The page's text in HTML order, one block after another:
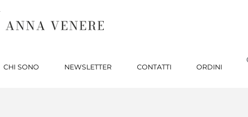
CHI SONO NEWSLETTER CONTATTI ORDINI